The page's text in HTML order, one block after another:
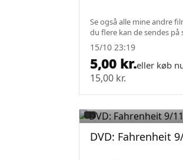
Se også alle mine andre
du flere kan de sendes på
fragt.
15/10 23:19
5,00 kr.eller køb
15,00 kr.
DVD: Fahrenheit